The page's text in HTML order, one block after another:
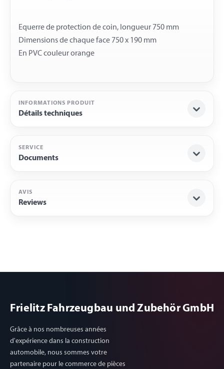
Equerre de protection de coin, longueur 750 mm
Dimensions de chaque face 750 x 190 mm
INFORMATIONS PRODUIT
Détails techniques
SERVICE
Documents
AVIS
Reviews
Frielitz Fahrzeugbau und Zubehör GmbH
Grâce à nos nombreuses années
d'expérience dans la construction
automobile, nous sommes votre
partenaire pour le commerce de pièces